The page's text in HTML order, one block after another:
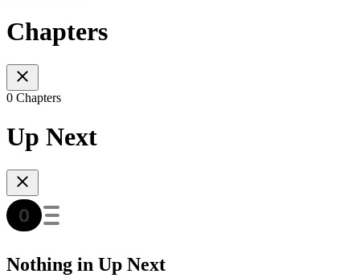
Chapters
0 Chapters
Up Next
Nothing in Up Next